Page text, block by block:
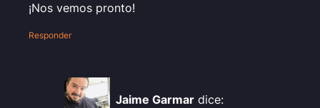
¡Nos vemos pronto!
Responder
Jaime Garmar dice: